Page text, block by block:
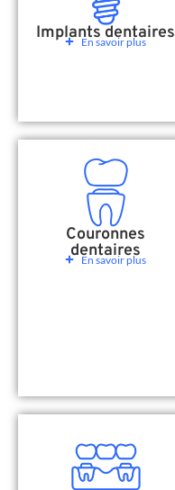
Implants dentaires
En savoir plus
Couronnes
dentaires
En savoir plus